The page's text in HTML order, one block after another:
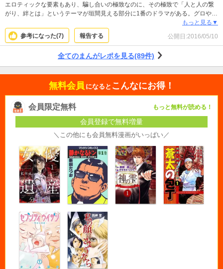
エロティックな要素もあり、騙し合いの極致なのに、その極致で「人と人の繋
がり、絆とは」というテーマが垣間見える部分に1番のドラマがある。グロやエ
ロが無理な人には薦めにくいけども、緩急の強いドラマが好きな人には推した
い。
もっと見る▼
参考になった(7) 報告する 公開日:2016/05/10
全てのまんがレポを見る(89件)
無料会員 になると こんなにお得！
会員限定無料 もっと無料が読める！
会員登録で無料増量
＼この他にも会員無料漫画がいっぱい／